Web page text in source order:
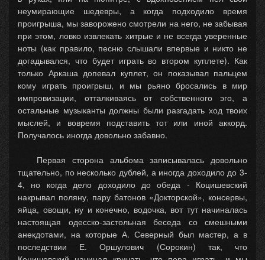
неумирающие шедевры, а когда подходило время
проигрыша, мы заворожено смотрели на него, не забывая
при этом, ловко извлекать хитрые и не всегда уверенные
ноты (как правило, песню слышали впервые и никто не
догадывался, что будет играть во втором куплете). Как
только Аркаша допевал куплет, он показывал пальцем
кому играть проигрыш, и мы рьяно бросались в мир
импровизации, отталкиваясь от собственного эго, а
остальные музыканты должны были разгадать ход твоих
мыслей, и вовремя подставить тот или иной аккорд.
Получалось иногда довольно забавно.
Первая сторона альбома записывалась довольно
тщательно, по несколько дублей, а иногда доходило до 3-
4, но когда дело доходило до обеда - Коцишевский
накрывал поляну, пару батонов «Докторской», консервы,
яйца, овощи, ну и конечно, водочка, вот тут начиналась
настоящая одесско-застольная беседа со смешными
анекдотами, на которые А. Северный был мастер, а в
последствии Е. Оршулович (Сорокин) так, что